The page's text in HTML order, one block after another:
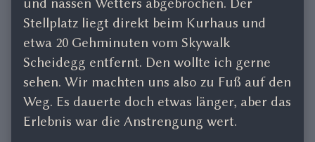
Stellplatz liegt direkt beim Kurhaus und
etwa 20 Gehminuten vom Skywalk
Scheidegg entfernt. Den wollte ich gerne
sehen. Wir machten uns also zu Fuß auf den
Weg. Es dauerte doch etwas länger, aber das
Erlebnis war die Anstrengung wert.